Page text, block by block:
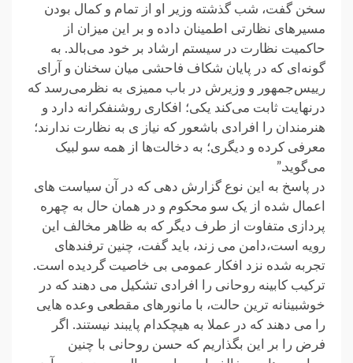
سخن گفت، شب گذشته وزیر او از تمام و کمال بودن
مسیرهای نظارتی اطمینان داده و بر این میزان از
حاکمیت نظارت در سیستم ارشاد بر خود می‌بالد. به
گونه‌ای که در پایان شکاف فاحشی میان سخنان و آرای
رییس‌جمهور و وزیرش در باب ممیزی به نظرمی‌رسد که
درنهایت ثابت می‌کند یکی؛ افکاری روشنفکرانه دارد و
هنرمندان را افرادی باشعور که نیاز ی به نظارت ندارند؛
معرفی کرده و دیگری؛ به دخالت‌ها از همه سو لبیک
می‌گوید.”
در پاسخ به این نوع گزارش دهی که در آن سیاست های
اعمال شده از یک سو محکوم و در همان حال به چهره
پردازی متفاوت از طرف دیگر که به ظاهر مخالف این
رویه است،دامن می زند، باید گفت، چنین ترفندهای
تجربه شده نزد افکار عمومی بی خاصیت گردیده است.
ترکیب کابینه روحانی را افرادی تشکیل می دهند که در
خوشبینانه ترین حالت، با مانورهای مقطعی وعده هایی
را می دهند که در عملا به هیچکدام پایبند نیستند. اگر
فرض را بر این بگذاریم که حسن روحانی با چنین